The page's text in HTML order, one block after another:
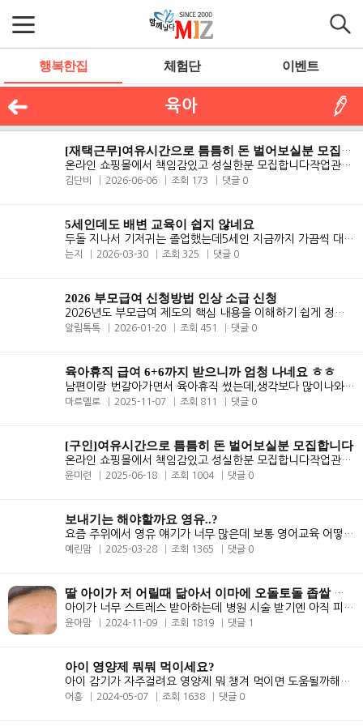
행복한집 체험단 이벤트
육아
[재택근무]여유시간으로 틈틈히 돈 벌어보실분 모집합니다
온라인 쇼핑몰에서 책임감있고 성실한분 모집합니다​작업관련 : - 온..
김단비 2026-06-06 조회 173 댓글 0
5세인데도 배변 교육이 쉽지 않네요
두돌 지나서 기저귀는 졸업했는데5세인 지금까지 가끔씩 대변 실수를 해요 ..
는지 2026-03-30 조회 325 댓글 0
2026 부모급여 신청방법 인상 소급 신청
2026년도 부모급여 제도의 핵심 내용을 이해하기 쉽게 정리해 드립니다. 아..
알림톡톡 2026-01-20 조회 451 댓글 0
육아휴직 급여 6+6까지 받으니까 엄청 나네요 ㅎㅎ
남편이랑 번갈아가면서 육아휴직 썼는데,생각보다 많이나와서 놀랐어요. 상..
마르멜로 2025-11-07 조회 811 댓글 0
[구인]여유시간으로 틈틈히 돈 벌어보실분 모집합니다
온라인 쇼핑몰에서 책임감있고 성실한분 모집합니다​작업관련 : - 온..
윤미련 2025-06-18 조회 1004 댓글 0
보내기는 해야할까요 영유..?
요즘 주위에서 영유 얘기가 너무 많은데 보통 영어교육 어떻게 하세요??
예린맘 2025-03-28 조회 1365 댓글 0
딸 아이가 저 어릴때 닮아서 이마에 오돌토돌 좁쌀 여드름이 나서 힘
아이가 너무 스트레스 받아하는데 병원 시술 받기엔 아직 피부가 약한 너무..
윤아맘 2024-11-09 조회 1819 댓글 1
아이 영양제 뭐뭐 먹이세요?
아이 감기가 자주걸려요 영양제 뭐 챙겨 먹이면 도움될까해서요
어흥 2024-05-07 조회 1638 댓글 0